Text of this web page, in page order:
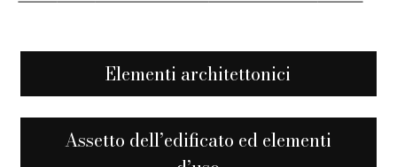
Elementi architettonici
Assetto dell’edificato ed elementi